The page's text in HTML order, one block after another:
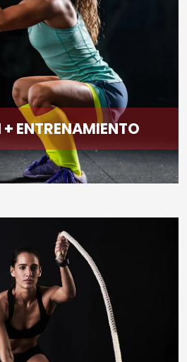
ENTRENAMIENTO